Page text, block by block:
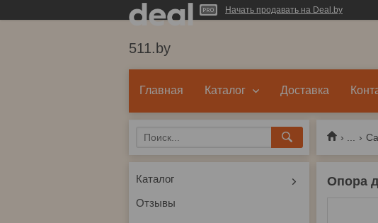
Начать продавать на Deal.by
511.by
Главная Каталог Доставка
Опора
Каталог
Отзывы